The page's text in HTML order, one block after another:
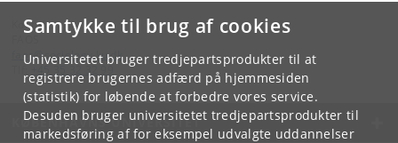
Samtykke til brug af cookies
Universitetet bruger tredjepartsprodukter til at
registrere brugernes adfærd på hjemmesiden
(statistik) for løbende at forbedre vores service.
Desuden bruger universitetet tredjepartsprodukter til
markedsføring af for eksempel udvalgte uddannelser
Kontakt:
faos@sociology.ku.dk
KØBENHAVNS UNIVERSITET